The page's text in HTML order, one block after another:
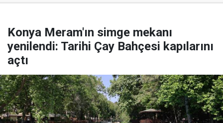
Konya Meram'ın simge mekanı
yenilendi: Tarihi Çay Bahçesi kapılarını
açtı